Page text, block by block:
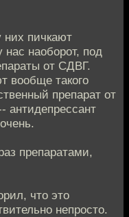
пичкают
наоборот, под
от СДВГ.
вообще такого
препарат от
антидепрессант
препаратами,
что это
непросто.